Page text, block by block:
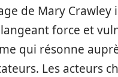
de Mary Crawley
force et
qui résonne
Les acteurs